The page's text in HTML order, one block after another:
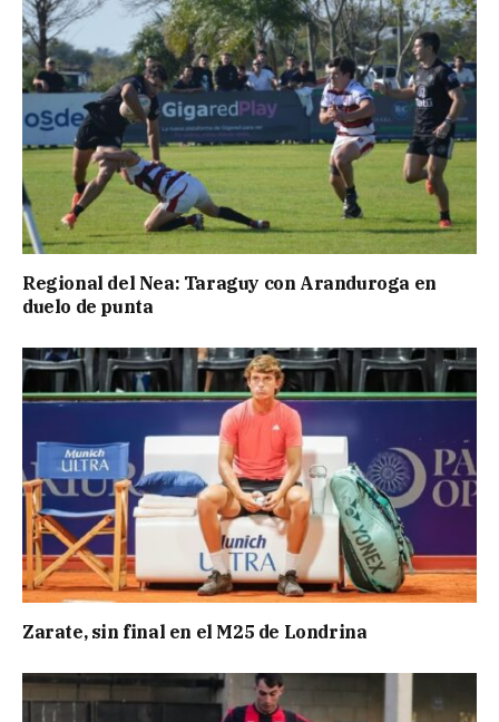
Regional del Nea: Taraguy con Aranduroga en
duelo de punta
Zarate, sin final en el M25 de Londrina